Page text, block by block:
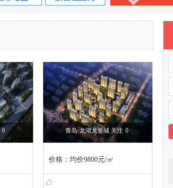
0 青岛·龙湖龙誉城 关注 0
价格：均价9800元/㎡